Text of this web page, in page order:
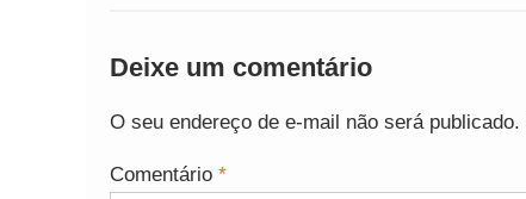
Deixe um comentário
O seu endereço de e-mail não será publicado.
Comentário *